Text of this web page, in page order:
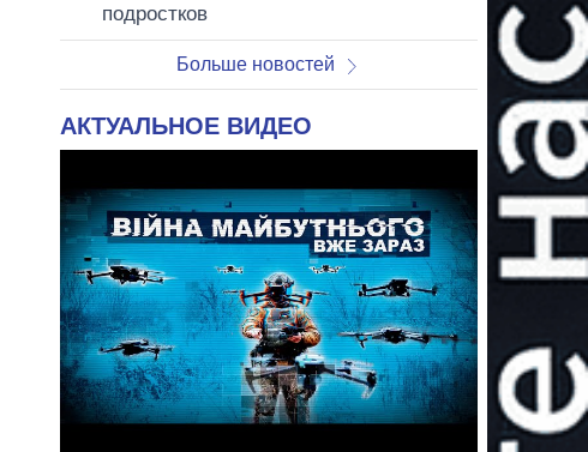
подростков
Больше новостей
АКТУАЛЬНОЕ ВИДЕО